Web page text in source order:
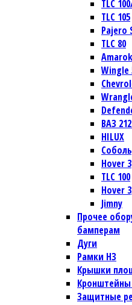
TLC
TLC 105
Pajero
TLC 80
Wingle
ВАЗ
HILUX
Hover 3
TLC 100
Hover
Jimny
Прочее
бамперам
Дуги
Рамки НЗ
Крышки
Защитные